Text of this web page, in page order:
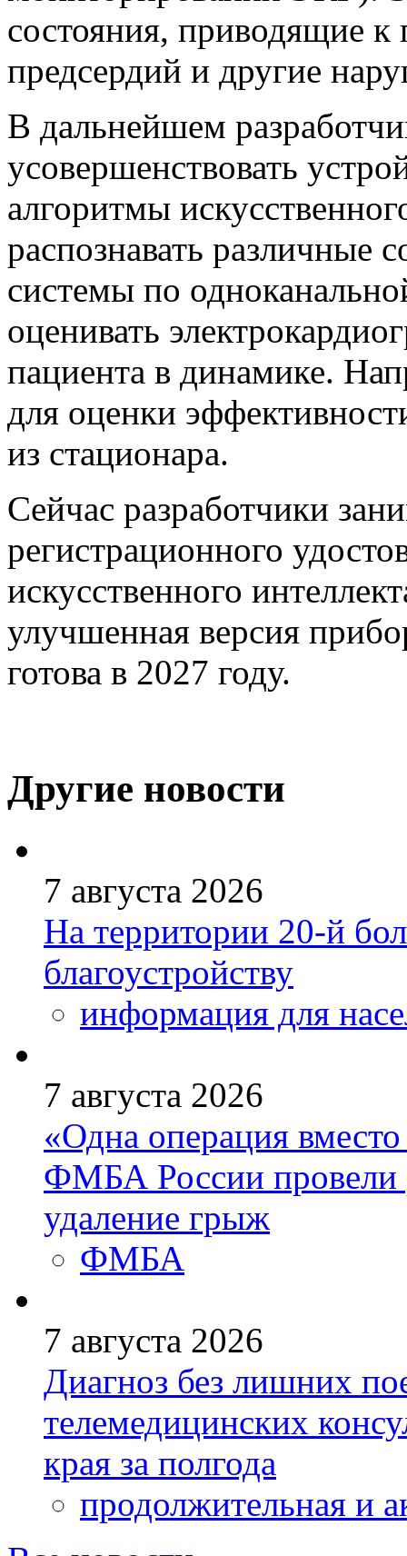
состояния, приводящие к
предсердий и другие
В дальнейшем
усовершенствовать
алгоритмы
распознавать различные
системы по
оценивать
пациента в динамике.
для оценки
из стационара.
Сейчас разработчики
регистрационного
искусственного
улучшенная версия
готова в 2027 году.
Другие новости
7 августа 2026
На территории 20-й
благоустройству
информация для
7 августа 2026
«Одна операция
ФМБА России провели
удаление грыж
ФМБА
7 августа 2026
Диагноз без лишних
телемедицинских
края за полгода
продолжительная и